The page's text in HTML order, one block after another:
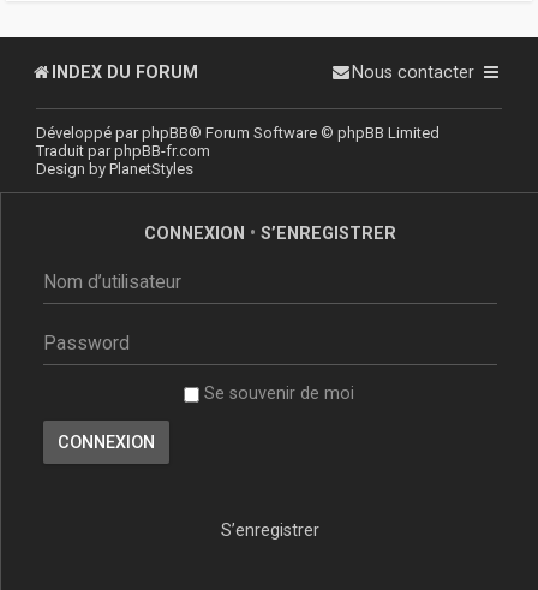
INDEX DU FORUM Nous contacter
Développé parphpBB® Forum Software © phpBB Limited
Traduit parphpBB-fr.com
Design by PlanetStyles
CONNEXION • S’ENREGISTRER
Se souvenir de moi
S’enregistrer